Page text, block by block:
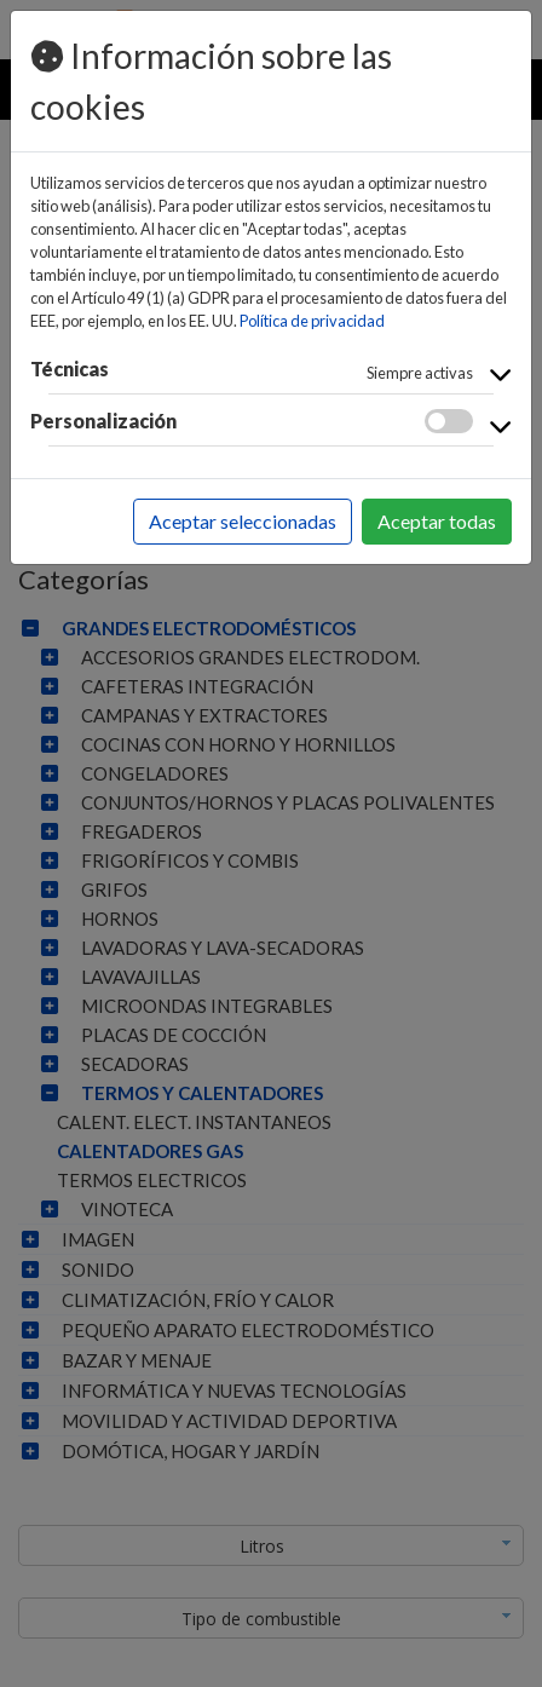
pedidos@ideaelectrodomesticos.com
924 047 836
MENU
INICIO>GRANDES ELECTRODOMÉSTICOS>TERMOS Y
CALENTADORES
CALENTADORES GAS
Categorías
GRANDES ELECTRODOMÉSTICOS
ACCESORIOS GRANDES ELECTRODOM.
CAFETERAS INTEGRACIÓN
CAMPANAS Y EXTRACTORES
COCINAS CON HORNO Y HORNILLOS
CONGELADORES
CONJUNTOS/HORNOS Y PLACAS POLIVALENTES
FREGADEROS
FRIGORÍFICOS Y COMBIS
GRIFOS
HORNOS
LAVADORAS Y LAVA-SECADORAS
LAVAVAJILLAS
MICROONDAS INTEGRABLES
PLACAS DE COCCIÓN
SECADORAS
TERMOS Y CALENTADORES
CALENT. ELECT. INSTANTANEOS
CALENTADORES GAS
TERMOS ELECTRICOS
VINOTECA
IMAGEN
SONIDO
CLIMATIZACIÓN, FRÍO Y CALOR
PEQUEÑO APARATO ELECTRODOMÉSTICO
BAZAR Y MENAJE
INFORMÁTICA Y NUEVAS TECNOLOGÍAS
MOVILIDAD Y ACTIVIDAD DEPORTIVA
DOMÓTICA, HOGAR Y JARDÍN
Litros
Tipo de combustible
Información sobre las
cookies
Utilizamos servicios de terceros que nos ayudan a optimizar nuestro
sitio web (análisis). Para poder utilizar estos servicios, necesitamos tu
consentimiento. Al hacer clic en "Aceptar todas", aceptas
voluntariamente el tratamiento de datos antes mencionado. Esto
también incluye, por un tiempo limitado, tu consentimiento de acuerdo
con el Artículo 49 (1) (a) GDPR para el procesamiento de datos fuera del
EEE, por ejemplo, en los EE. UU.Política de privacidad
Técnicas Siempre activas
Personalización
Aceptar seleccionadas Aceptar todas